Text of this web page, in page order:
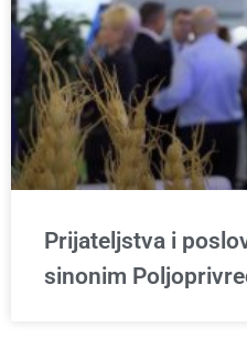
Prijateljstva i
sinonim